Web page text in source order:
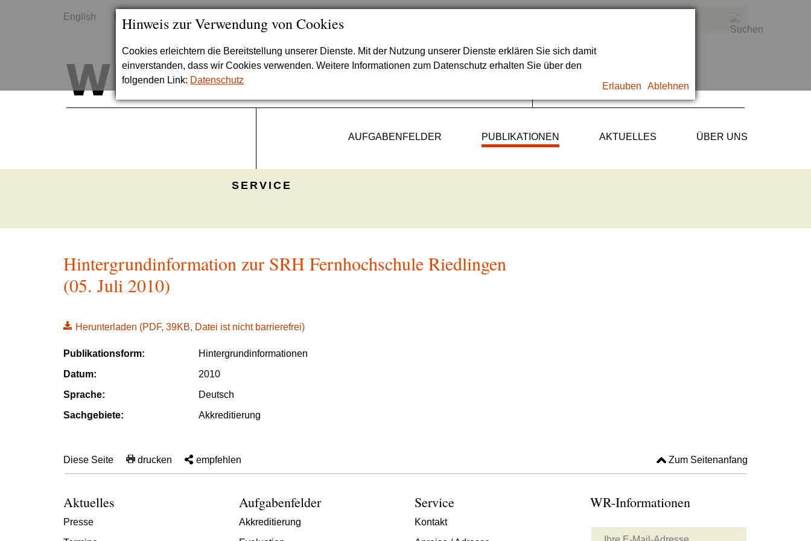
Hinweis zur Verwendung von Cookies
Cookies erleichtern die Bereitstellung unserer Dienste. Mit der Nutzung unserer Dienste erklären Sie sich damit
einverstanden, dass wir Cookies verwenden. Weitere Informationen zum Datenschutz erhalten Sie über den
folgenden Link: Datenschutz
Erlauben Ablehnen
English
AUFGABENFELDER PUBLIKATIONEN AKTUELLES ÜBER UNS
SERVICE
Hintergrundinformation zur SRH Fernhochschule Riedlingen
(05. Juli 2010)
Herunterladen (PDF, 39KB, Datei ist nicht barrierefrei)
Publikationsform:
Hintergrundinformationen
Datum:
2010
Sprache:
Deutsch
Sachgebiete:
Akkreditierung
Diese Seite drucken empfehlen Zum Seitenanfang
Aktuelles
Presse
Aufgabenfelder
Akkreditierung
Service
Kontakt
WR-Informationen